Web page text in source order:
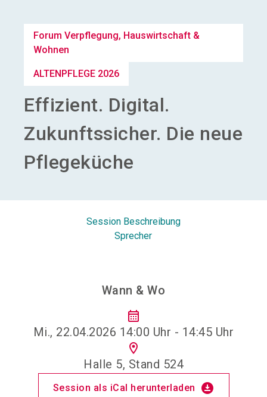
Forum Verpflegung, Hauswirtschaft &
Wohnen
ALTENPFLEGE 2026
Effizient. Digital.
Zukunftssicher. Die neue
Pflegeküche
Session Beschreibung
Sprecher
Wann & Wo
calendar_month
Mi., 22.04.2026 14:00 Uhr - 14:45 Uhr
location_on
Halle 5, Stand 524
Session als iCal herunterladen download_for_offline